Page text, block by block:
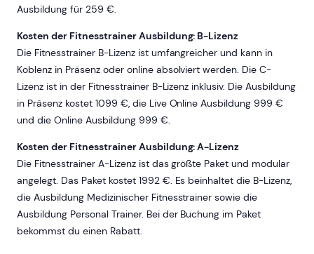
Ausbildung für 259 €.
Kosten der Fitnesstrainer Ausbildung: B-Lizenz
Die Fitnesstrainer B-Lizenz ist umfangreicher und kann in
Koblenz in Präsenz oder online absolviert werden. Die C-
Lizenz ist in der Fitnesstrainer B-Lizenz inklusiv. Die Ausbildung
in Präsenz kostet 1099 €, die Live Online Ausbildung 999 €
und die Online Ausbildung 999 €.
Kosten der Fitnesstrainer Ausbildung: A-Lizenz
Die Fitnesstrainer A-Lizenz ist das größte Paket und modular
angelegt. Das Paket kostet 1992 €. Es beinhaltet die B-Lizenz,
die Ausbildung Medizinischer Fitnesstrainer sowie die
Ausbildung Personal Trainer. Bei der Buchung im Paket
bekommst du einen Rabatt.